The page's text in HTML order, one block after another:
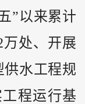
”以来累计
处、开展
供水工程规
程运行基